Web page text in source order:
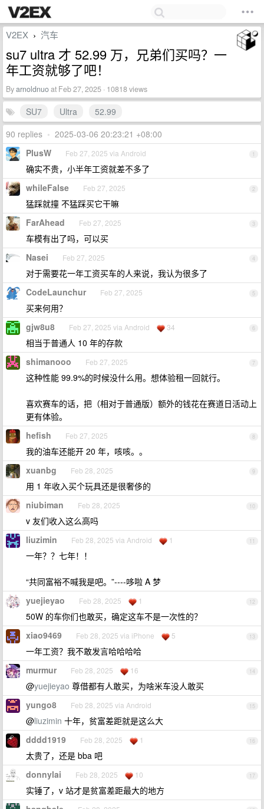
V2EX › 汽车
su7 ultra 才 52.99 万，兄弟们买吗？一
年工资就够了吧！
Byarnoldnuoat Feb 27, 2025 · 10818 views
SU7 Ultra
52.99
90 replies • 2025-03-06 20:23:21 +08:00
1
PlusW Feb 27, 2025 via Android
确实不贵，小半年工资就差不多了
2
whileFalse Feb 27, 2025
猛踩就撞 不猛踩买它干嘛
3
FarAhead Feb 27, 2025
车模有出了吗，可以买
4
Nasei Feb 27, 2025
对于需要花一年工资买车的人来说，我认为很多了
5
CodeLaunchur Feb 27, 2025
买来何用？
6
gjw8u8 Feb 27, 2025 via Android 34
相当于普通人 10 年的存款
7
shimanooo Feb 27, 2025
这种性能 99.9%的时候没什么用。想体验租一回就行。
喜欢赛车的话，把（相对于普通版）额外的钱花在赛道日活动上
更有体验。
8
hefish Feb 27, 2025
我的油车还能开 20 年，咳咳。。
9
xuanbg Feb 28, 2025
用 1 年收入买个玩具还是很奢侈的
10
niubiman Feb 28, 2025
v 友们收入这么高吗
11
liuzimin Feb 28, 2025 via Android 1
一年？？七年！！
“共同富裕不喊我是吧。”----哆啦 A 梦
12
yuejieyao Feb 28, 2025 1
50W 的车你们也敢买，确定这车不是一次性的？
13
xiao9469 Feb 28, 2025 via iPhone 5
一年工资？我不敢发言哈哈哈哈
14
murmur Feb 28, 2025 16
@yuejieyao 尊借都有人敢买，为啥米车没人敢买
15
yungo8 Feb 28, 2025 via Android
@liuzimin 十年，贫富差距就是这么大
16
dddd1919 Feb 28, 2025 1
太贵了，还是 bba 吧
17
donnylai Feb 28, 2025 10
实锤了，v 站才是贫富差距最大的地方